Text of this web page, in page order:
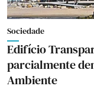
Sociedade
Edifício
parcialmente
Ambiente